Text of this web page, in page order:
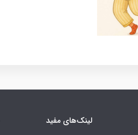
لینک‌های مفید